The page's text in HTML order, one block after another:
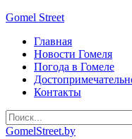
Gomel Street
Главная
Новости Гомеля
Погода в Гомеле
Контакты
GomelStreet.by